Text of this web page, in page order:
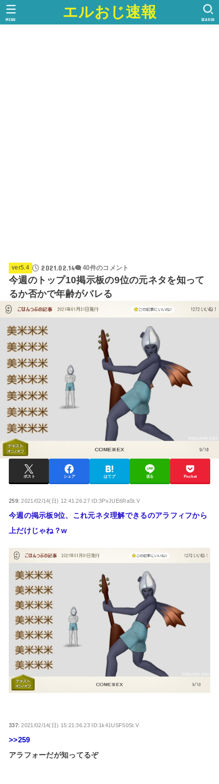
エルおじ速報 SEARCH
MENU
ver5.4 2021.02.14 40件のコメント
今週のトップ10掲示板の9位の元ネタを知って
るか否かで年齢がバレる
ポスト シェア はてブ 送る Pocket
259:2021/02/14(日) 12:41:26.27 ID:3PvJUE6RaSt.V
今週の掲示板9位、これ元ネタ理解できるのアラフィフから
上だけじゃね？w
337:2021/02/14(日) 15:21:36.23 ID:1k41USF50St.V
>>259
アラフォーだが知ってるぞ